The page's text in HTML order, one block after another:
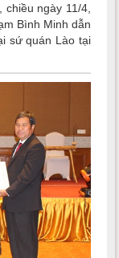
chiều ngày 11/4,
Bình Minh dẫn
sứ quán Lào tại